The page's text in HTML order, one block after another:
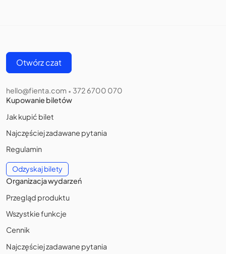
Otwórz czat
hello@fienta.com • 372 6700 070
Kupowanie biletów
Jak kupić bilet
Najczęściej zadawane pytania
Regulamin
Odzyskaj bilety
Organizacja wydarzeń
Przegląd produktu
Wszystkie funkcje
Cennik
Najczęściej zadawane pytania